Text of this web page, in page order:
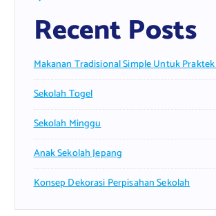
Recent Posts
Makanan Tradisional Simple Untuk
Sekolah Togel
Sekolah Minggu
Anak Sekolah Jepang
Konsep Dekorasi Perpisahan Sekolah